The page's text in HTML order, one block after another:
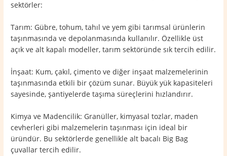
sektörler:
Tarım: Gübre, tohum, tahıl ve yem gibi tarımsal ürünlerin
taşınmasında ve depolanmasında kullanılır. Özellikle üst
açık ve alt kapalı modeller, tarım sektöründe sık tercih edilir.
İnşaat: Kum, çakıl, çimento ve diğer inşaat malzemelerinin
taşınmasında etkili bir çözüm sunar. Büyük yük kapasiteleri
sayesinde, şantiyelerde taşıma süreçlerini hızlandırır.
Kimya ve Madencilik: Granüller, kimyasal tozlar, maden
cevherleri gibi malzemelerin taşınması için ideal bir
üründür. Bu sektörlerde genellikle alt bacalı Big Bag
çuvallar tercih edilir.